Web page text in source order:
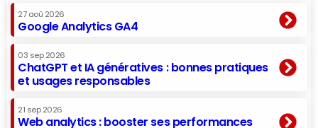
27 aoû 2026
Google Analytics GA4
03 sep 2026
ChatGPT et IA génératives : bonnes pratiques
et usages responsables
21 sep 2026
Web analytics : booster ses performances